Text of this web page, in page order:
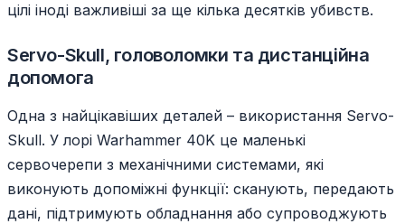
цілі іноді важливіші за ще кілька десятків убивств.
Servo-Skull, головоломки та дистанційна
допомога
Одна з найцікавіших деталей – використання Servo-
Skull. У лорі Warhammer 40K це маленькі
сервочерепи з механічними системами, які
виконують допоміжні функції: сканують, передають
дані, підтримують обладнання або супроводжують